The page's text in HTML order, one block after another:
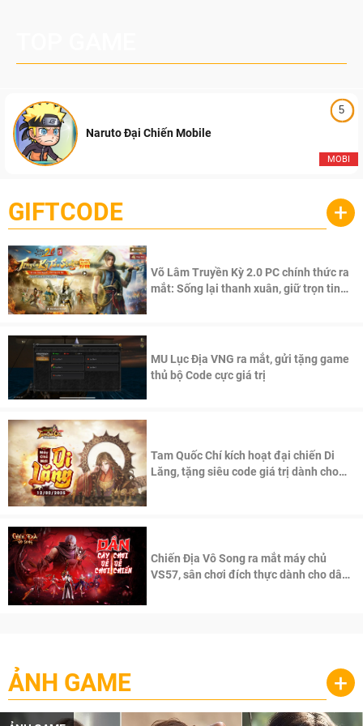
5
MOBI
Naruto Đại Chiến Mobile
GIFTCODE +
Võ Lâm Truyền Kỳ 2.0 PC chính thức ra
mắt: Sống lại thanh xuân, giữ trọn tinh
MU Lục Địa VNG ra mắt, gửi tặng game
thủ bộ Code cực giá trị
Tam Quốc Chí kích hoạt đại chiến Di
Lăng, tặng siêu code giá trị dành cho
Chiến Địa Vô Song ra mắt máy chủ
VS57, sân chơi đích thực dành cho dân
ẢNH GAME +